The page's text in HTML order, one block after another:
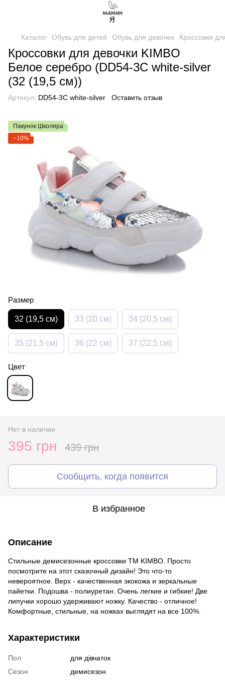
Каталог Обувь для детей Обувь для девочек Кроссовки
Кроссовки для девочки KIMBO
Белое серебро (DD54-3C white-silver
(32 (19,5 см))
Артикул: DD54-3C white-silver Оставить отзыв
Пакунок Школяра
−10%
Размер
32 (19,5 см) 33 (20 см) 34 (20,5 см)
35 (21,5 см) 36 (22 см) 37 (22,5 см)
Цвет
Нет в наличии
395 грн 439 грн
Сообщить, когда появится
В избранное
Описание
Стильные демисезонные кроссовки ТМ KIMBO. Просто
посмотрите на этот сказочный дизайн! Это что-то
невероятное. Верх - качественная экокожа и зеркальные
пайетки. Подошва - полиуретан. Очень легкие и гибкие! Две
липучки хорошо удерживают ножку. Качество - отличное!
Комфортные, стильные, на ножках выглядят на все 100%.
Характеристики
Пол
для дівчаток
Сезон
демисезон